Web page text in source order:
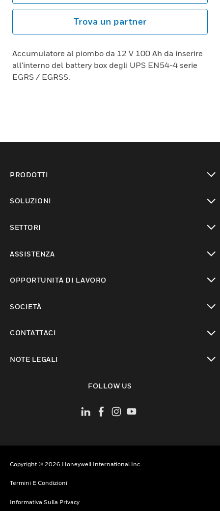
Trova un partner
Accumulatore al piombo da 12 V 100 Ah da inserire
all'interno del battery box degli UPS EN54-4 serie
EGRS / EGRSS.
PRODOTTI
SOLUZIONI
SETTORI
ASSISTENZA
OPPORTUNITÀ DI LAVORO
SOCIETÀ
CONTATTACI
NOTE LEGALI
FOLLOW US
Copyright © 2026 Honeywell International Inc.
Termini E Condizioni
Informativa Sulla Privacy